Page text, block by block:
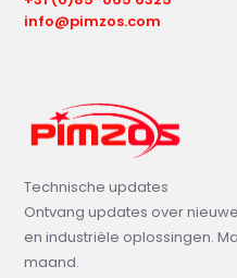
info@pimzos.com
Technische updates
Ontvang updates over
en industriële oplossingen.
maand.